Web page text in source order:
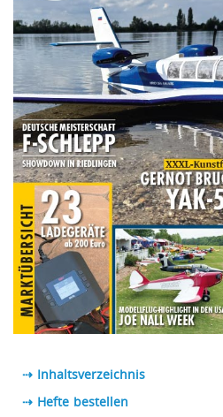
⇢ Inhaltsverzeichnis
⇢ Hefte bestellen